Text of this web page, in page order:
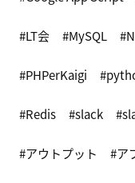
LT会 MySQL
PHPerKaigi
Redis slack
アウトプット ア